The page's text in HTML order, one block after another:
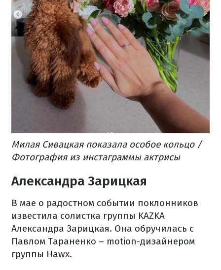
Милая Сивацкая показала особое кольцо /
Фотография из инстаграммы актрисы
Александра Зарицкая
В мае о радостном событии поклонников
известила солистка группы KAZKA
Александра Зарицкая. Она обручилась с
Павлом Тараненко – motion-дизайнером
группы Hawx.